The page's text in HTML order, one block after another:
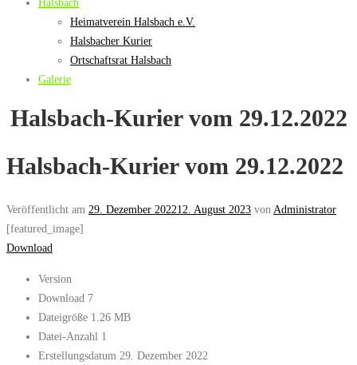
Halsbach
Heimatverein Halsbach e.V.
Halsbacher Kurier
Ortschaftsrat Halsbach
Galerie
Halsbach-Kurier vom 29.12.2022
Halsbach-Kurier vom 29.12.2022
Veröffentlicht am 29. Dezember 202212. August 2023 vonAdministrator
[featured_image]
Download
Version
Download 7
Dateigröße 1.26 MB
Datei-Anzahl 1
Erstellungsdatum 29. Dezember 2022